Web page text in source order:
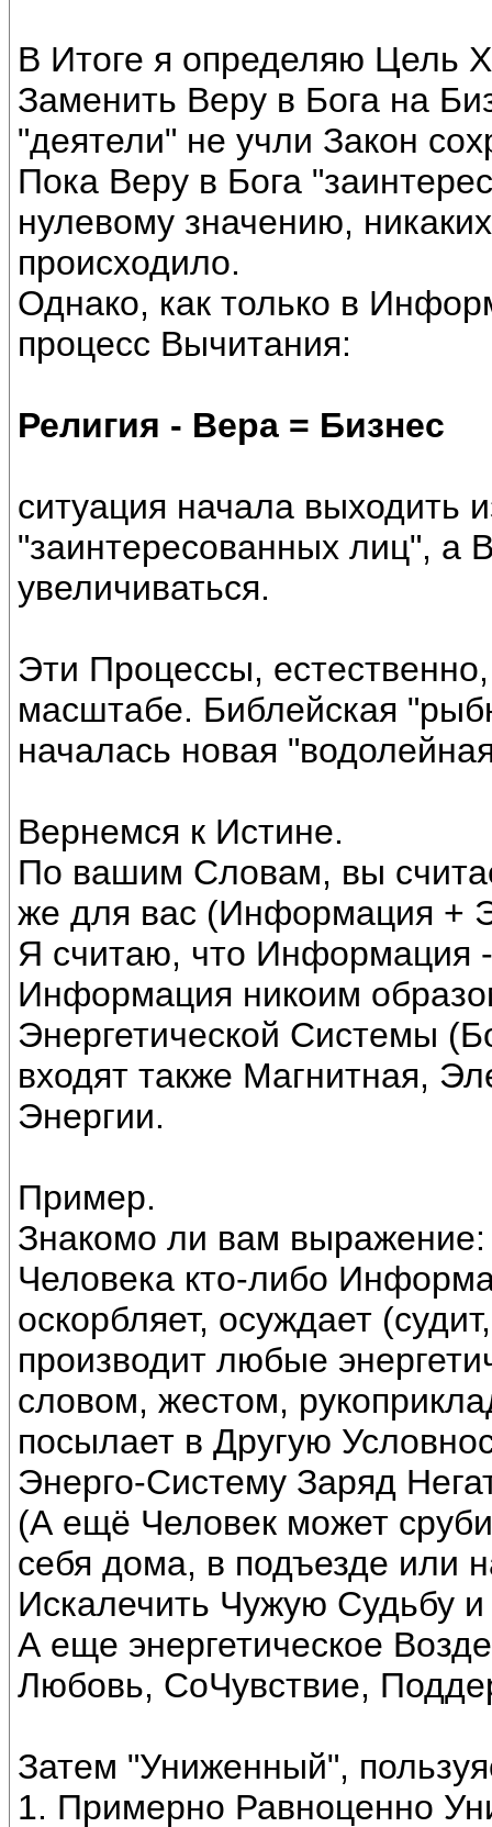
В Итоге я определяю Цель
Заменить Веру в Бога на
"деятели" не учли Закон
Пока Веру в Бога
нулевому значению,
происходило.
Однако, как только в
процесс Вычитания:
Религия - Вера = Бизнес
ситуация начала выходить
"заинтересованных лиц", а
увеличиваться.
Эти Процессы,
масштабе. Библейская
началась новая
Вернемся к Истине.
По вашим Словам, вы
же для вас (Информация +
Я считаю, что Информация
Информация никоим
Энергетической Системы
входят также Магнитная,
Энергии.
Пример.
Знакомо ли вам
Человека кто-либо
оскорбляет, осуждает
производит любые
словом, жестом,
посылает в Другую
Энерго-Систему Заряд
(А ещё Человек может
себя дома, в подъезде или
Искалечить Чужую Судьбу и
А еще энергетическое
Любовь, СоЧувствие,
Затем "Униженный",
1. Примерно Равноценно